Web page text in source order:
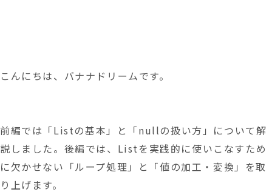
こんにちは、バナナドリームです。
前編では「Listの基本」と「nullの扱い方」について解
説しました。後編では、Listを実践的に使いこなすため
に欠かせない「ループ処理」と「値の加工・変換」を取
り上げます。